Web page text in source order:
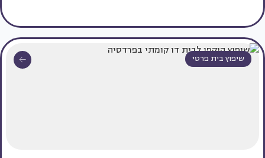
שיפוץ בית פרטי